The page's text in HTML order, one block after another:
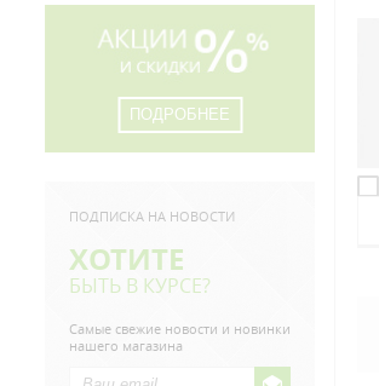
ПОДРОБНЕЕ
ПОДПИСКА НА НОВОСТИ
ХОТИТЕ
БЫТЬ В КУРСЕ?
Самые свежие новости и новинки
нашего магазина